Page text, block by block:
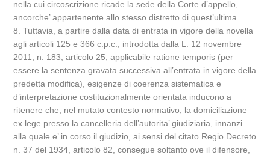
nella cui circoscrizione ricade la sede della Corte d’appello,
ancorche’ appartenente allo stesso distretto di quest’ultima.
8. Tuttavia, a partire dalla data di entrata in vigore della novella
agli articoli 125 e 366 c.p.c., introdotta dalla L. 12 novembre
2011, n. 183, articolo 25, applicabile ratione temporis (per
essere la sentenza gravata successiva all’entrata in vigore della
predetta modifica), esigenze di coerenza sistematica e
d’interpretazione costituzionalmente orientata inducono a
ritenere che, nel mutato contesto normativo, la domiciliazione
ex lege presso la cancelleria dell’autorita’ giudiziaria, innanzi
alla quale e’ in corso il giudizio, ai sensi del citato Regio Decreto
n. 37 del 1934, articolo 82, consegue soltanto ove il difensore,